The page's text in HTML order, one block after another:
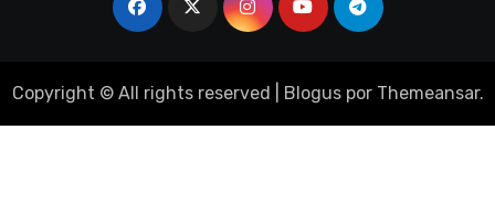
Copyright © All rights reserved Bloguspor Themeansar.